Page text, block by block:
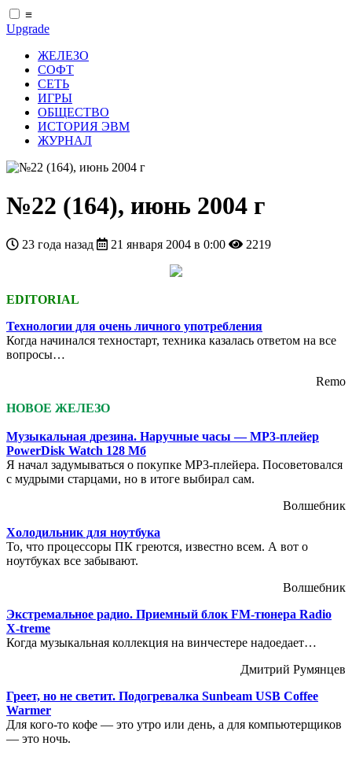
≡
Upgrade
ЖЕЛЕЗО
СОФТ
СЕТЬ
ИГРЫ
ОБЩЕСТВО
ИСТОРИЯ ЭВМ
ЖУРНАЛ
№22 (164), июнь 2004 г
23 года назад 21 января 2004 в 0:00 2219
EDITORIAL
Технологии для очень личного употребления
Когда начинался техностарт, техника казалась ответом на все
вопросы…
Remo
НОВОЕ ЖЕЛЕЗО
Музыкальная дрезина. Наручные часы — MP3-плейер
PowerDisk Watch 128 Мб
Я начал задумываться о покупке MP3-плейера. Посоветовался
с мудрыми старцами, но в итоге выбирал сам.
Волшебник
Холодильник для ноутбука
То, что процессоры ПК греются, известно всем. А вот о
ноутбуках все забывают.
Волшебник
Экстремальное радио. Приемный блок FM-тюнера Radio
X-treme
Когда музыкальная коллекция на винчестере надоедает…
Дмитрий Румянцев
Греет, но не светит. Подогревалка Sunbeam USB Coffee
Warmer
Для кого-то кофе — это утро или день, а для компьютерщиков
— это ночь.